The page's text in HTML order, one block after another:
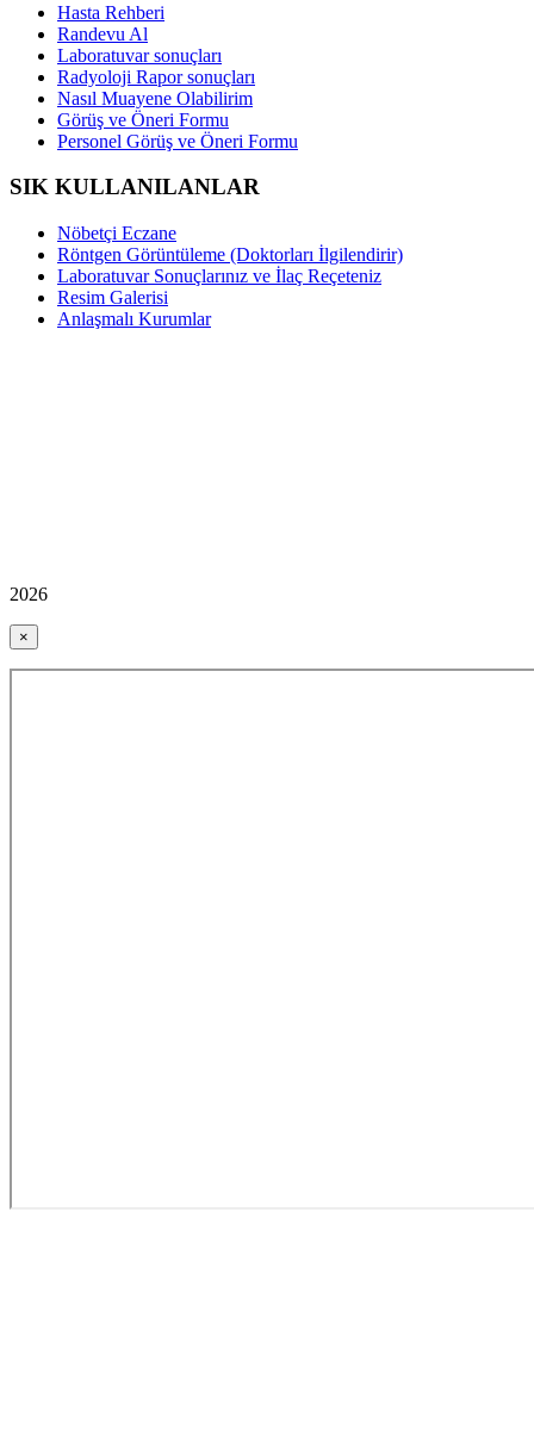
Hasta Rehberi
Randevu Al
Laboratuvar sonuçları
Radyoloji Rapor sonuçları
Nasıl Muayene Olabilirim
Görüş ve Öneri Formu
Personel Görüş ve Öneri Formu
SIK KULLANILANLAR
Nöbetçi Eczane
Röntgen Görüntüleme (Doktorları İlgilendirir)
Laboratuvar Sonuçlarınız ve İlaç Reçeteniz
Resim Galerisi
Anlaşmalı Kurumlar
2026
×